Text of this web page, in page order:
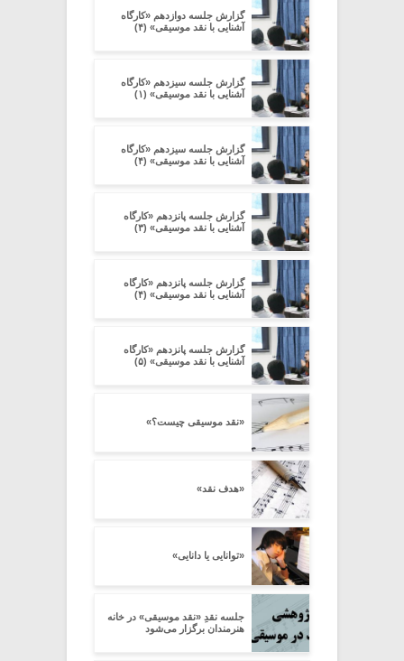
گزارش جلسه دوازدهم «کارگاه
آشنایی با نقد موسیقی» (۴)
گزارش جلسه سیزدهم «کارگاه
آشنایی با نقد موسیقی» (۱)
گزارش جلسه سیزدهم «کارگاه
آشنایی با نقد موسیقی» (۴)
گزارش جلسه پانزدهم «کارگاه
آشنایی با نقد موسیقی» (۳)
گزارش جلسه پانزدهم «کارگاه
آشنایی با نقد موسیقی» (۴)
گزارش جلسه پانزدهم «کارگاه
آشنایی با نقد موسیقی» (۵)
«نقد موسیقی چیست؟»
«هدف نقد»
«توانایی یا دانایی»
جلسه نقدِ «نقد موسیقی» در خانه
هنرمندان برگزار می‌شود